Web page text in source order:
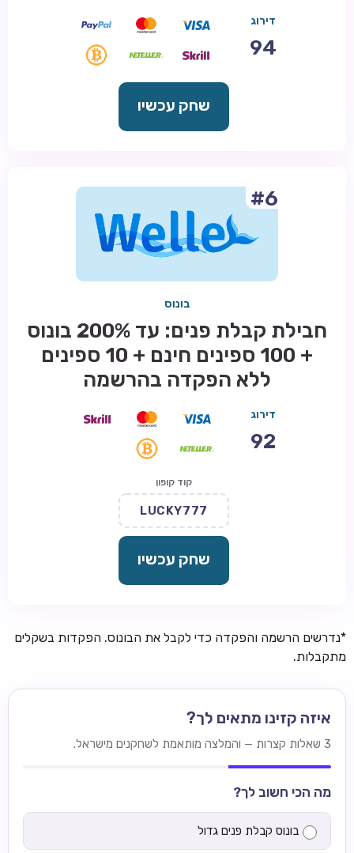
דירוג
94
שחק עכשיו
#6
בונוס
חבילת קבלת פנים: עד 200% בונוס
+ 100 ספינים חינם + 10 ספינים
ללא הפקדה בהרשמה
דירוג
92
קוד קופון
LUCKY777
שחק עכשיו
*נדרשים הרשמה והפקדה כדי לקבל את הבונוס. הפקדות בשקלים
מתקבלות.
איזה קזינו מתאים לך?
3 שאלות קצרות — והמלצה מותאמת לשחקנים מישראל.
מה הכי חשוב לך?
בונוס קבלת פנים גדול